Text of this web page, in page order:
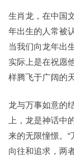
生肖龙，在中国
年出生的人常被
当我们向龙年出
实际上是在祝愿
样腾飞于广阔的
龙与万事如意的
上，龙是神话中
来的无限憧憬。“
向往和追求，两